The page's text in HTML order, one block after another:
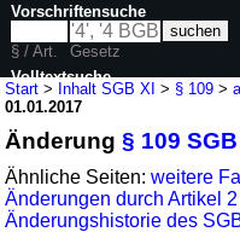
Start > Inhalt SGB XI > § 109 >
01.01.2017
Änderung§ 109
Ähnliche Seiten:weitere
Änderungen durch Artikel
Änderungshistorie des
Vorschriftensuche
§ / Art.
Gesetz
Volltextsuche